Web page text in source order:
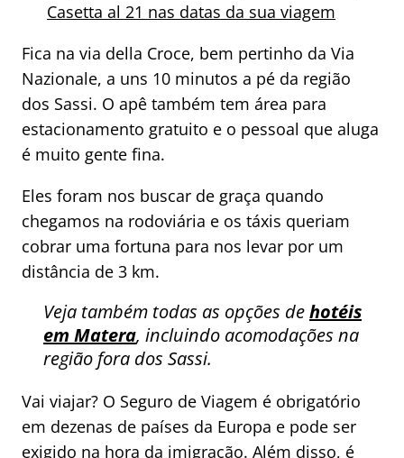
Casetta al 21 nas datas da sua viagem
Fica na via della Croce, bem pertinho da Via
Nazionale, a uns 10 minutos a pé da região
dos Sassi. O apê também tem área para
estacionamento gratuito e o pessoal que aluga
é muito gente fina.
Eles foram nos buscar de graça quando
chegamos na rodoviária e os táxis queriam
cobrar uma fortuna para nos levar por um
distância de 3 km.
Veja também todas as opções dehotéis
em Matera, incluindo acomodações na
região fora dos Sassi.
Vai viajar? O Seguro de Viagem é obrigatório
em dezenas de países da Europa e pode ser
exigido na hora da imigração. Além disso, é